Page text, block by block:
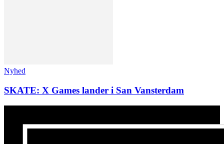
Nyhed
SKATE: X Games lander i San Vansterdam